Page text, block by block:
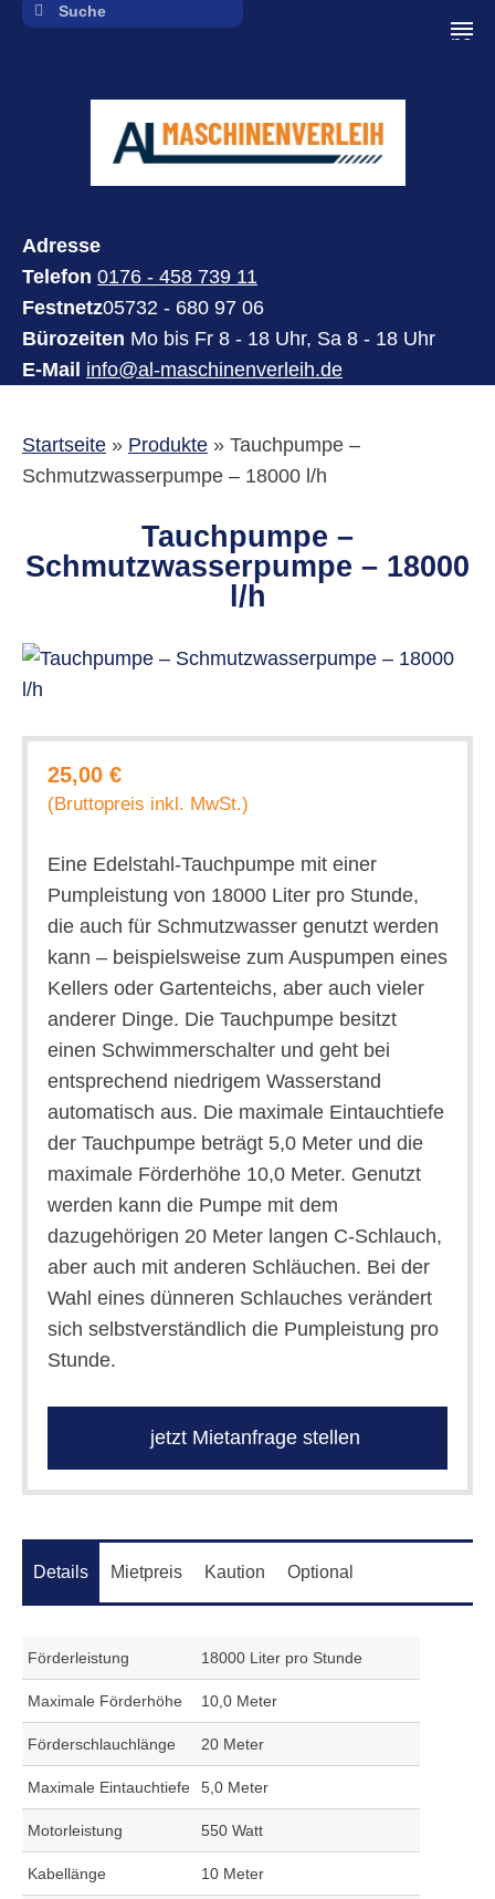
Adresse
Telefon 0176 - 458 739 11
Festnetz05732 - 680 97 06
Bürozeiten Mo bis Fr 8 - 18 Uhr, Sa 8 - 18 Uhr
E-Mail info@al-maschinenverleih.de
Startseite» Produkte» Tauchpumpe –
Schmutzwasserpumpe – 18000 l/h
Tauchpumpe –
Schmutzwasserpumpe – 18000
l/h
25,00 €
(Bruttopreis inkl. MwSt.)
Eine Edelstahl-Tauchpumpe mit einer
Pumpleistung von 18000 Liter pro Stunde,
die auch für Schmutzwasser genutzt werden
kann – beispielsweise zum Auspumpen eines
Kellers oder Gartenteichs, aber auch vieler
anderer Dinge. Die Tauchpumpe besitzt
einen Schwimmerschalter und geht bei
entsprechend niedrigem Wasserstand
automatisch aus. Die maximale Eintauchtiefe
der Tauchpumpe beträgt 5,0 Meter und die
maximale Förderhöhe 10,0 Meter. Genutzt
werden kann die Pumpe mit dem
dazugehörigen 20 Meter langen C-Schlauch,
aber auch mit anderen Schläuchen. Bei der
Wahl eines dünneren Schlauches verändert
sich selbstverständlich die Pumpleistung pro
Stunde.
jetzt Mietanfrage stellen
Details Mietpreis Kaution Optional
Förderleistung 18000 Liter pro Stunde
Maximale Förderhöhe 10,0 Meter
Förderschlauchlänge 20 Meter
Maximale Eintauchtiefe 5,0 Meter
Motorleistung 550 Watt
Kabellänge 10 Meter